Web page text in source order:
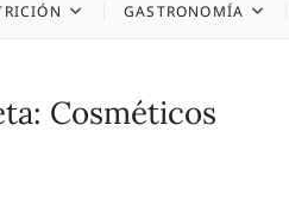
GASTRONOMÍA
Cosméticos